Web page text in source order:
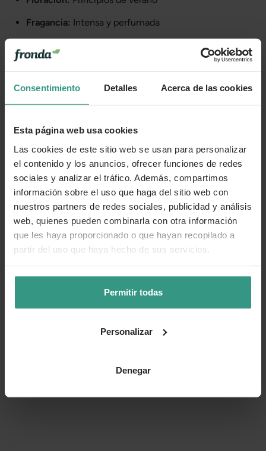
Consentimiento Detalles Acerca de las cookies
Esta página web usa cookies
Las cookies de este sitio web se usan para personalizar
el contenido y los anuncios, ofrecer funciones de redes
sociales y analizar el tráfico. Además, compartimos
información sobre el uso que haga del sitio web con
nuestros partners de redes sociales, publicidad y análisis
web, quienes pueden combinarla con otra información
que les haya proporcionado o que hayan recopilado a
partir del uso que haya hecho de sus servicios.
Permitir todas
Personalizar
Denegar
Fragancia: Intensa y perfumada
Más información
Cuidados
Categorías
Número de artículo: 11266754
¿Te ha resultado útil la información de este producto?
👍 Sí 😐 Más o menos 👎 No